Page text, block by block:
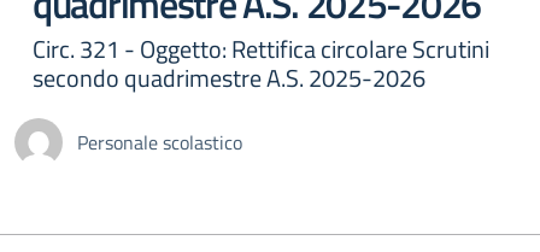
Circ. 321 - Oggetto: Rettifica circolare Scrutini
secondo quadrimestre A.S. 2025-2026
Personale scolastico